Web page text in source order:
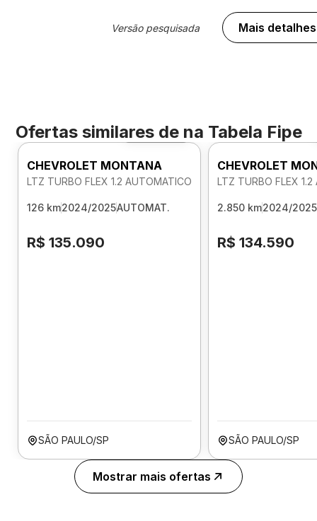
Versão pesquisada Mais detalhes
Ofertas similares de na Tabela Fipe
Foto 360º
CHEVROLET MONTANA
LTZ TURBO FLEX 1.2 AUTOMATICO
126 km2024/2025AUTOMAT.
R$ 135.090
SÃO PAULO/SP
CHEVROLET
LTZ TURBO FLEX
2.850 km2024/2025
R$ 134.590
SÃO PAULO/SP
Mostrar mais ofertas